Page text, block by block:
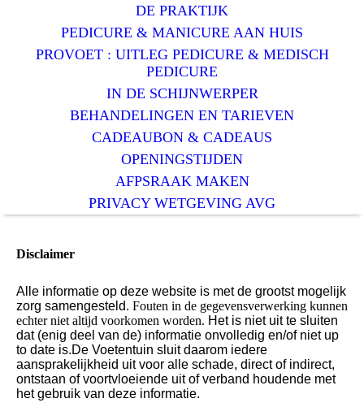
DE PRAKTIJK
PEDICURE & MANICURE AAN HUIS
PROVOET : UITLEG PEDICURE & MEDISCH
PEDICURE
IN DE SCHIJNWERPER
BEHANDELINGEN EN TARIEVEN
CADEAUBON & CADEAUS
OPENINGSTIJDEN
AFPSRAAK MAKEN
PRIVACY WETGEVING AVG
Disclaimer
Alle informatie op deze website is met de grootst mogelijk
zorg samengesteld. Fouten in de gegevensverwerking kunnen
echter niet altijd voorkomen worden. Het is niet uit te sluiten
dat (enig deel van de) informatie onvolledig en/of niet up
to date is.De Voetentuin sluit daarom iedere
aansprakelijkheid uit voor alle schade, direct of indirect,
ontstaan of voortvloeiende uit of verband houdende met
het gebruik van deze informatie.